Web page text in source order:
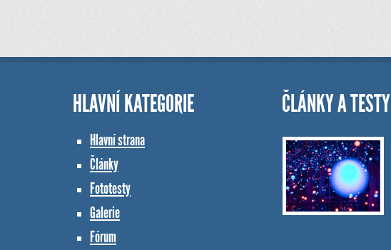
HLAVNÍ KATEGORIE
Hlavní strana
Články
Fototesty
Galerie
Fórum
ČLÁNKY A TESTY